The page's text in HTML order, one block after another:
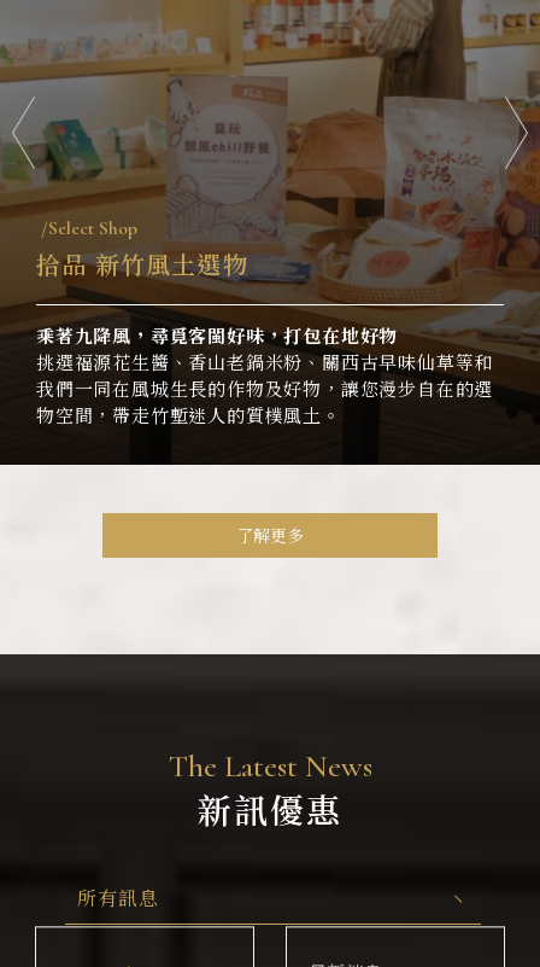
Select Shop
拾品 新竹風土選物
乘著九降風，尋覓客閩好味，打包在地好物
挑選福源花生醬、香山老鍋米粉、關西古早味仙草等和
我們一同在風城生長的作物及好物，讓您漫步自在的選
物空間，帶走竹塹迷人的質樸風土。
了解更多
The Latest News
新訊優惠
所有訊息